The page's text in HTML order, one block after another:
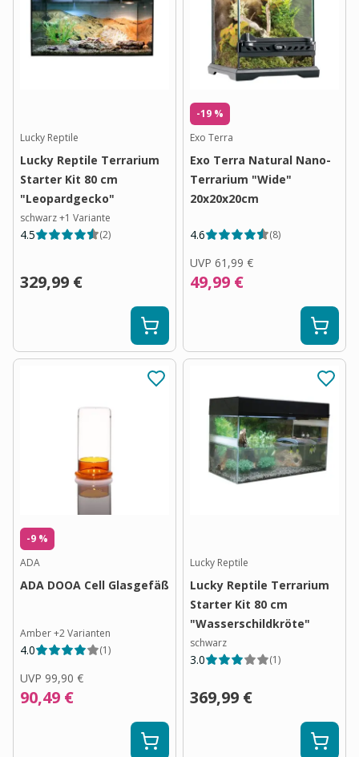
Lucky Reptile
Lucky Reptile Terrarium
Starter Kit 80 cm
"Leopardgecko"
schwarz+1 Variante
4.5 (2)
329,99 €
-19 %
Exo Terra
Exo Terra Natural Nano-
Terrarium "Wide"
20x20x20cm
4.6 (8)
UVP 61,99 €
49,99 €
-9 %
ADA
ADA DOOA Cell Glasgefäß
Amber+2Varianten
4.0 (1)
UVP 99,90 €
90,49 €
Lucky Reptile
Lucky Reptile Terrarium
Starter Kit 80 cm
"Wasserschildkröte"
schwarz
3.0 (1)
369,99 €